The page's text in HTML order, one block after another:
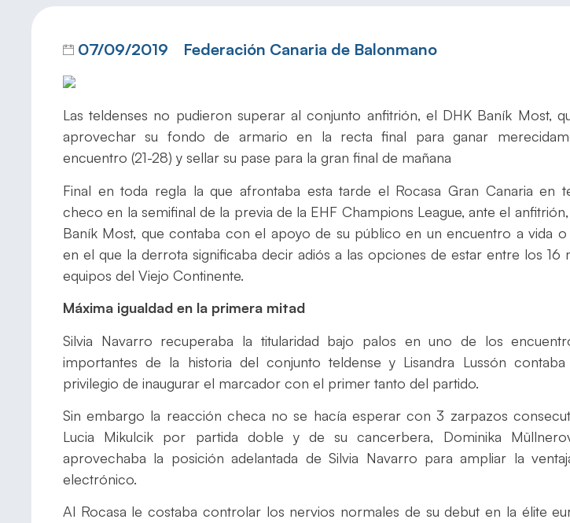
07/09/2019 Federación Canaria de Balonmano
Las teldenses no pudieron superar al conjunto anfitrión, el DHK Baník Most,
aprovechar su fondo de armario en la recta final para ganar
encuentro (21-28) y sellar su pase para la gran final de mañana
Final en toda regla la que afrontaba esta tarde el Rocasa Gran Canaria en
checo en la semifinal de la previa de la EHF Champions League, ante el
Baník Most, que contaba con el apoyo de su público en un encuentro a vida
en el que la derrota significaba decir adiós a las opciones de estar entre los 16
equipos del Viejo Continente.
Máxima igualdad en la primera mitad
Silvia Navarro recuperaba la titularidad bajo palos en uno de los
importantes de la historia del conjunto teldense y Lisandra Lussón
privilegio de inaugurar el marcador con el primer tanto del partido.
Sin embargo la reacción checa no se hacía esperar con 3 zarpazos
Lucia Mikulcik por partida doble y de su cancerbera, Dominika
aprovechaba la posición adelantada de Silvia Navarro para ampliar la
electrónico.
Al Rocasa le costaba controlar los nervios normales de su debut en la élite